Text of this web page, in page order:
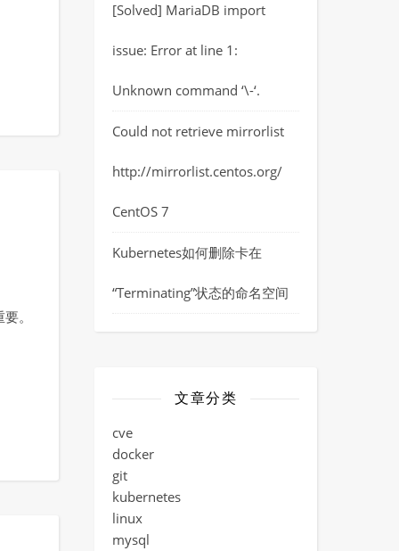
。
[Solved] MariaDB import
issue: Error at line 1:
Unknown command ‘\-‘.
Could not retrieve mirrorlist
http://mirrorlist.centos.org/
CentOS 7
Kubernetes如何删除卡在
“Terminating”状态的命名空间
文章分类
cve
docker
git
kubernetes
linux
mysql